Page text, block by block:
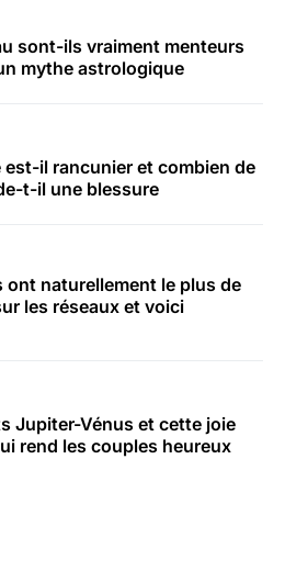
sont-ils vraiment menteurs
mythe astrologique
est-il rancunier et combien de
t-il une blessure
ont naturellement le plus de
les réseaux et voici
Jupiter-Vénus et cette joie
rend les couples heureux